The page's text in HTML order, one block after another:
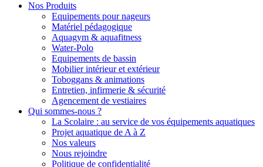
Nos Produits
Equipements pour nageurs
Matériel pédagogique
Aquagym & aquafitness
Water-Polo
Equipements de bassin
Mobilier intérieur et extérieur
Toboggans & animations
Entretien, infirmerie & sécurité
Agencement de vestiaires
Qui sommes-nous ?
La Scolaire : au service de vos équipements aquatiques
Projet aquatique de A à Z
Nos valeurs
Nous rejoindre
Politique de confidentialité